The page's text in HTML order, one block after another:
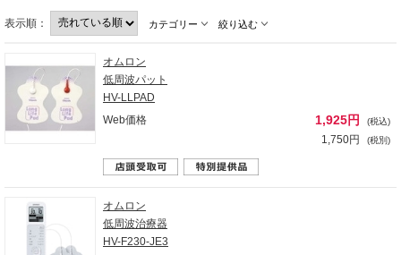
表示順： カテゴリー 絞り込む
オムロン
低周波パット
HV-LLPAD
Web価格
1,925円 (税込)
1,750円 (税別)
オムロン
低周波治療器
HV-F230-JE3